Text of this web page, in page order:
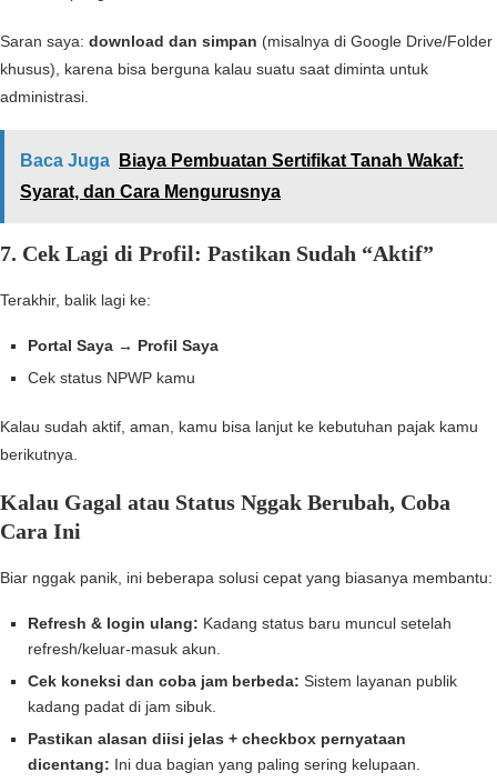
Saran saya: download dan simpan (misalnya di Google Drive/Folder
khusus), karena bisa berguna kalau suatu saat diminta untuk
administrasi.
Baca Juga
Biaya Pembuatan Sertifikat Tanah Wakaf:
Syarat, dan Cara Mengurusnya
7. Cek Lagi di Profil: Pastikan Sudah “Aktif”
Terakhir, balik lagi ke:
Portal Saya → Profil Saya
Cek status NPWP kamu
Kalau sudah aktif, aman, kamu bisa lanjut ke kebutuhan pajak kamu
berikutnya.
Kalau Gagal atau Status Nggak Berubah, Coba
Cara Ini
Biar nggak panik, ini beberapa solusi cepat yang biasanya membantu:
Refresh & login ulang: Kadang status baru muncul setelah
refresh/keluar-masuk akun.
Cek koneksi dan coba jam berbeda: Sistem layanan publik
kadang padat di jam sibuk.
Pastikan alasan diisi jelas + checkbox pernyataan
dicentang: Ini dua bagian yang paling sering kelupaan.